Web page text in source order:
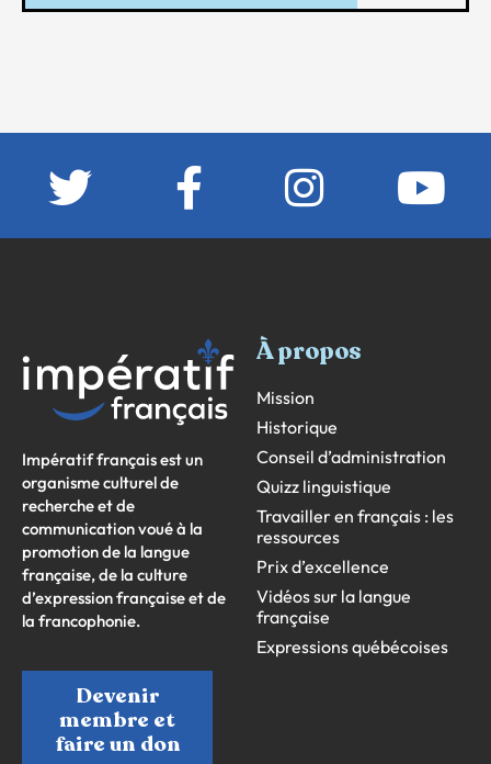
Impératif français est un
organisme culturel de
recherche et de
communication voué à la
promotion de la langue
française, de la culture
d’expression française et de
la francophonie.
Devenir
membre et
faire un don
À propos
Mission
Historique
Conseil d’administration
Quizz linguistique
Travailler en français : les
ressources
Prix d’excellence
Vidéos sur la langue
française
Expressions québécoises